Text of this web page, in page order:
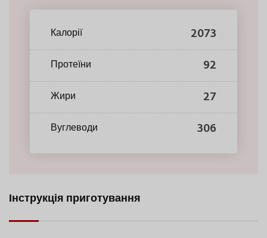
Калорії 2073
Протеїни 92
Жири 27
Вуглеводи 306
Інструкція приготування